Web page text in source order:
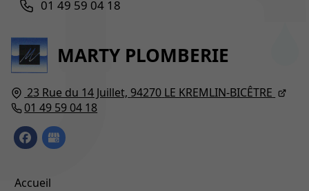
MARTY PLOMBERIE
23 Rue du 14 Juillet, 94270 LE KREMLIN-BICÊTRE
01 49 59 04 18
Accueil
01 49 59 04 18